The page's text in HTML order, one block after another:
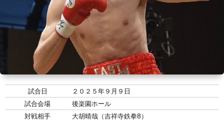
ー
習
の
問
試合日
２０２５年９月９日
試合会場
後楽園ホール
対戦相手
大胡晴哉（吉祥寺鉄拳8）